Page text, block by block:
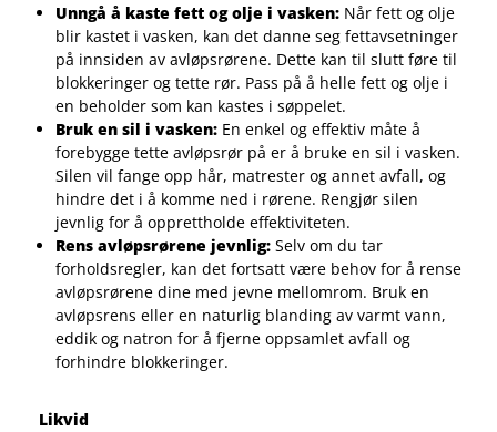
Unngå å kaste fett og olje i⁢ vasken: Når fett og olje
blir kastet i​ vasken,​ kan​ det danne seg⁢ fettavsetninger
på innsiden av avløpsrørene. Dette ‍kan til ⁢slutt føre til
blokkeringer og tette rør. Pass på å helle fett ⁣og⁤ olje i
en beholder som‍ kan kastes i søppelet.
Bruk en sil i ‌vasken: En enkel og effektiv måte å
forebygge tette avløpsrør på er‍ å⁢ bruke en sil ⁣i vasken.
Silen vil ​fange opp hår, ⁢matrester og ⁢annet avfall, ‍og
hindre det i å komme ned i rørene. Rengjør silen
jevnlig ​for‍ å opprettholde effektiviteten.
Rens avløpsrørene ⁢jevnlig: Selv om du tar
forholdsregler, kan det fortsatt være behov for å rense
avløpsrørene⁢ dine med jevne mellomrom. Bruk ‍en
avløpsrens eller ⁢en naturlig blanding av ‍varmt vann,
eddik og natron for å fjerne ‍oppsamlet avfall og
forhindre blokkeringer.
Likvid